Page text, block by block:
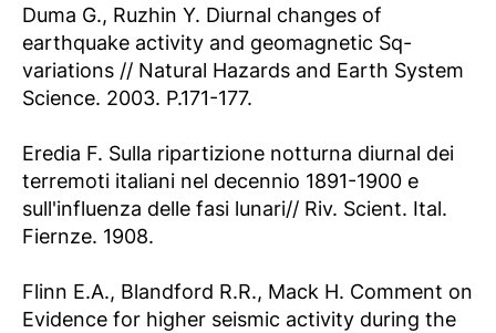
Duma G., Ruzhin Y. Diurnal changes of
earthquake activity and geomagnetic Sq-
variations // Natural Hazards and Earth System
Science. 2003. P.171-177.
Eredia F. Sulla ripartizione notturna diurnal dei
terremoti italiani nel decennio 1891-1900 e
sull'influenza delle fasi lunari// Riv. Scient. Ital.
Fiernze. 1908.
Flinn E.A., Blandford R.R., Mack H. Comment on
Evidence for higher seismic activity during the